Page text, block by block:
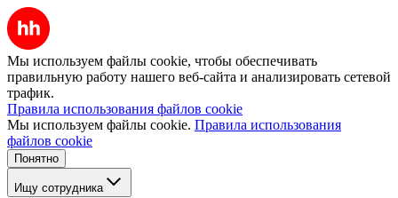
Мы используем файлы cookie, чтобы обеспечивать
правильную работу нашего веб-сайта и анализировать сетевой
трафик.
Правила использования файлов cookie
Мы используем файлы cookie. Правила использования
файлов cookie
Понятно
Ищу сотрудника